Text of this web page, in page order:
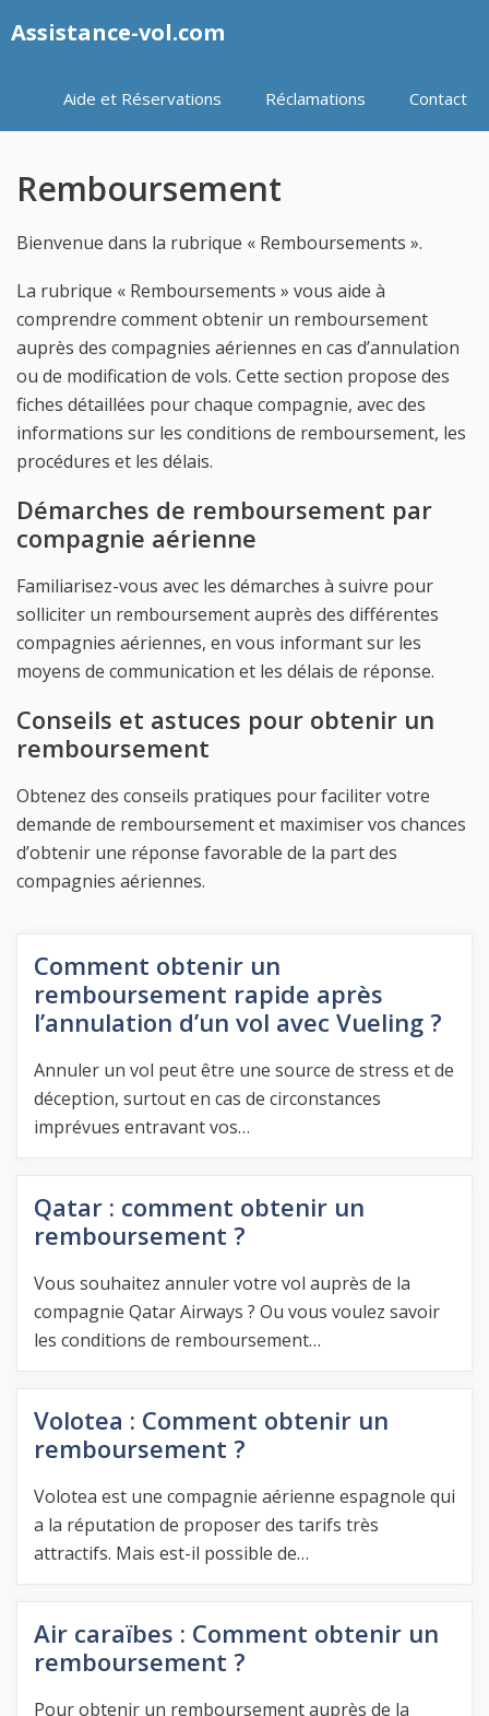
auAssistance-vol.com
Aide et Réservations Réclamations Contact
Remboursement
Bienvenue dans la rubrique « Remboursements ».
La rubrique « Remboursements » vous aide à
comprendre comment obtenir un remboursement
auprès des compagnies aériennes en cas d’annulation
ou de modification de vols. Cette section propose des
fiches détaillées pour chaque compagnie, avec des
informations sur les conditions de remboursement, les
procédures et les délais.
Démarches de remboursement par
compagnie aérienne
Familiarisez-vous avec les démarches à suivre pour
solliciter un remboursement auprès des différentes
compagnies aériennes, en vous informant sur les
moyens de communication et les délais de réponse.
Conseils et astuces pour obtenir un
remboursement
Obtenez des conseils pratiques pour faciliter votre
demande de remboursement et maximiser vos chances
d’obtenir une réponse favorable de la part des
compagnies aériennes.
Comment obtenir un
remboursement rapide après
l’annulation d’un vol avec Vueling ?
Annuler un vol peut être une source de stress et de
déception, surtout en cas de circonstances
imprévues entravant vos…
Qatar : comment obtenir un
remboursement ?
Vous souhaitez annuler votre vol auprès de la
compagnie Qatar Airways ? Ou vous voulez savoir
les conditions de remboursement…
Volotea : Comment obtenir un
remboursement ?
Volotea est une compagnie aérienne espagnole qui
a la réputation de proposer des tarifs très
attractifs. Mais est-il possible de…
Air caraïbes : Comment obtenir un
remboursement ?
Pour obtenir un remboursement auprès de la